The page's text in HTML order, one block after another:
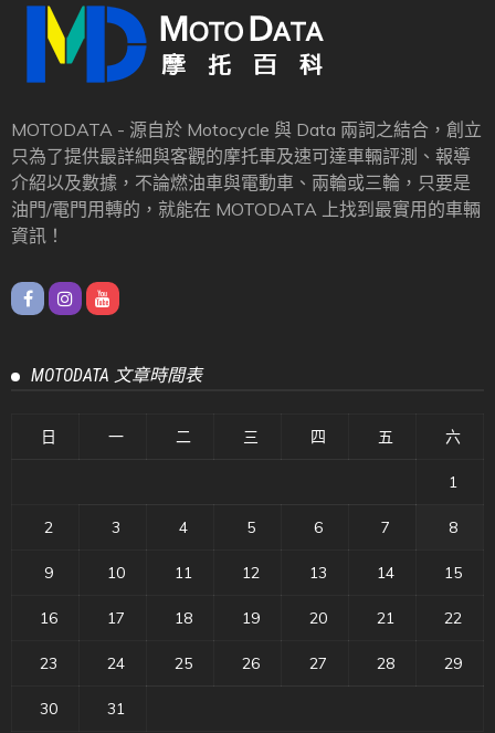
MOTODATA - 源自於 Motocycle 與 Data 兩詞之結合，創立
只為了提供最詳細與客觀的摩托車及速可達車輛評測、報導
介紹以及數據，不論燃油車與電動車、兩輪或三輪，只要是
油門/電門用轉的，就能在 MOTODATA 上找到最實用的車輛
資訊！
MOTODATA 文章時間表
日 一 二 三 四 五 六
1
2 3 4 5 6 7 8
9 10 11 12 13 14 15
16 17 18 19 20 21 22
23 24 25 26 27 28 29
30 31